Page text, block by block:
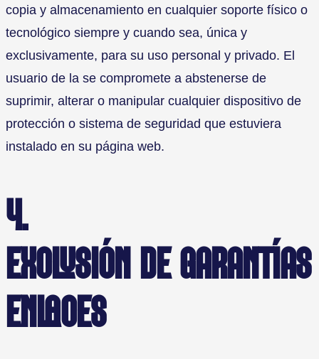
copia y almacenamiento en cualquier soporte físico o
tecnológico siempre y cuando sea, única y
exclusivamente, para su uso personal y privado. El
usuario de la se compromete a abstenerse de
suprimir, alterar o manipular cualquier dispositivo de
protección o sistema de seguridad que estuviera
instalado en su página web.
4.
EXCLUSIÓN DE
ENLACES